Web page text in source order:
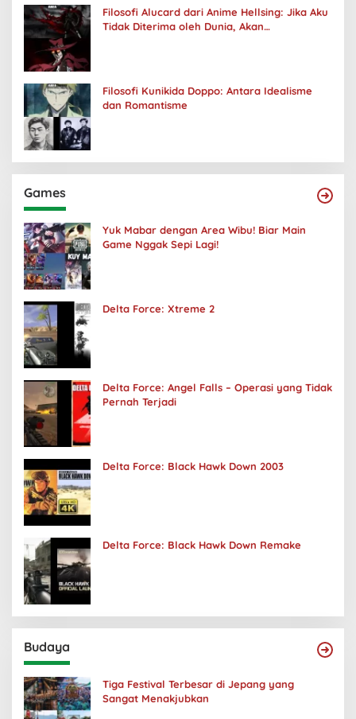
Filosofi Alucard dari Anime Hellsing: Jika Aku
Tidak Diterima oleh Dunia, Akan
Filosofi Kunikida Doppo: Antara Idealisme
dan Romantisme
Games
Yuk Mabar dengan Area Wibu! Biar Main
Game Nggak Sepi Lagi!
Delta Force: Xtreme 2
Delta Force: Angel Falls – Operasi yang Tidak
Pernah Terjadi
Delta Force: Black Hawk Down 2003
Delta Force: Black Hawk Down Remake
Budaya
Tiga Festival Terbesar di Jepang yang
Sangat Menakjubkan